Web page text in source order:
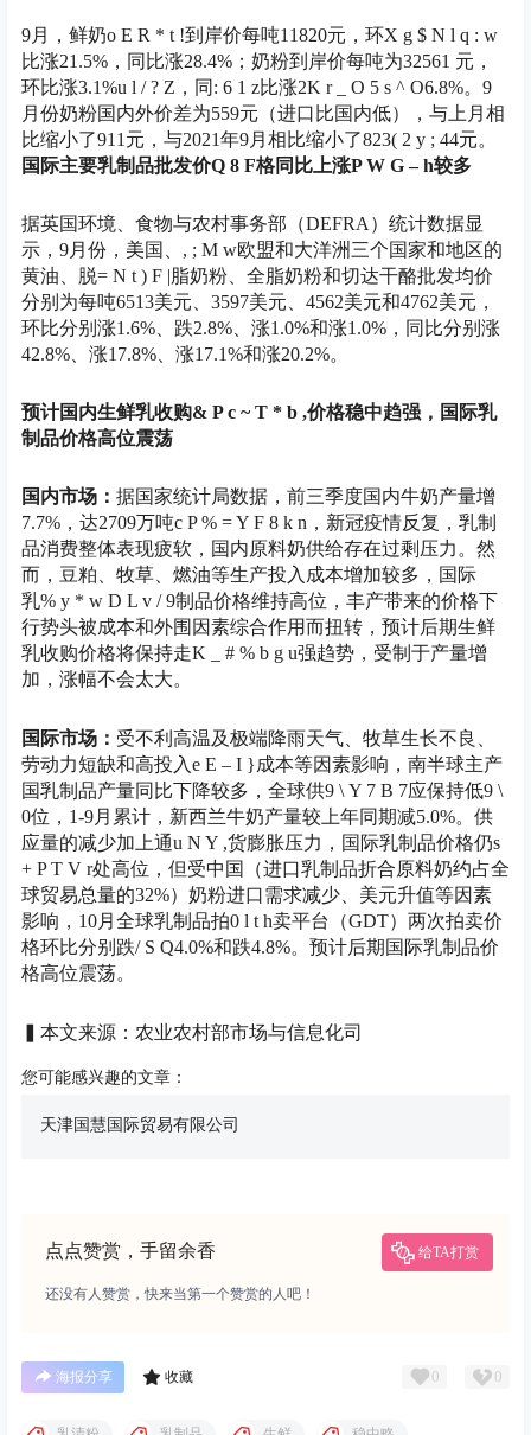
9月，鲜奶o E R * t !到岸价每吨11820元，环X g $ N l q : w
比涨21.5%，同比涨28.4%；奶粉到岸价每吨为32561 元，
环比涨3.1%u l / ? Z ，同 : 6 1 z比涨2K r _ O 5 s ^ O6.8%。 9
月份奶粉国内外价差为559元（进口比国内低）， 与上月相
比缩小了911元，与2021年9月相比缩小了823( 2 y ; 44元。
国际主要乳制品批发价Q 8 F格同比上涨P W G – h较多
据英国环境、食物与农村事务部（DEFRA）统计数据显
示，9月份，美国、 , ; M w欧盟和大洋洲三个国家和地区的
黄油、脱= N t ) F | 脂奶粉、全脂奶粉和切达干酪批发均价
分别为每吨6513美元、3597美元、4562美元和4762美元，
环比分别涨1.6%、跌2.8%、涨1.0%和涨1.0%，同比分别涨
42.8%、涨17.8%、涨17.1%和涨20.2%。
预计国内生鲜乳收购& P c ~ T * b ,价格稳中趋强，国际乳
制品价格高位震荡
国内市场： 据国家统计局数据，前三季度国内牛奶产量增
7.7%，达2709万吨c P % = Y F 8 k n ，新冠疫情反复，乳制
品消费整体表现疲软，国内原料奶供给存在过剩压力。然
而，豆粕、牧草、燃油等生产投入成本增加较多，国际
乳% y * w D L v / 9制品价格维持高位，丰产带来的价格下
行势头被成本和外围因素综合作用而扭转， 预计后期生鲜
乳收购价格将保持走K _ # % b g u强趋势，受制于产量增
加，涨幅不会太大。
国际市场： 受不利高温及极端降雨天气、牧草生长不良、
劳动力短缺和高投入e E – I }成本等因素影响，南半球主产
国乳制品产量同比下降较多，全球供9 \ Y 7 B 7应保持低9 \
0位，1-9月累计，新西兰牛奶产量较上年同期减5.0%。供
应量的减少加上通u N Y ,货膨胀压力，国际乳制品价格仍s
+ P T V r处高位，但受中国（进口乳制品折合原料奶约占全
球贸易总量的32%）奶粉进口需求减少、美元升值等因素
影响，10月全球乳制品拍0 l t h卖平台（GDT）两次拍卖价
格环比分别跌/ S Q4.0%和跌4.8%。 预计后期国际乳制品价
格高位震荡。
▍本文来源：农业农村部市场与信息化司
您可能感兴趣的文章：
天津国慧国际贸易有限公司
点点赞赏，手留余香 给TA打赏
还没有人赞赏，快来当第一个赞赏的人吧！
海报分享 收藏 0 0